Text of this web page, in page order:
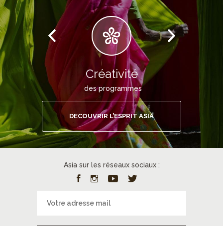
Créativité
des programmes
DECOUVRIR L’ESPRIT ASIA
Asia sur les réseaux sociaux :